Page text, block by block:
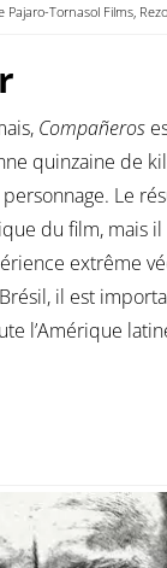
Tornasol Films,
Compañeros
quinzaine de
Le
du film, mais il
extrême
il est
l’Amérique